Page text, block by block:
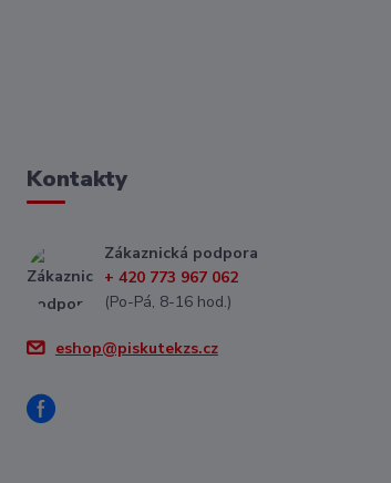
Kontakty
Zákaznická podpora
+ 420 773 967 062
(Po-Pá, 8-16 hod.)
eshop@piskutekzs.cz